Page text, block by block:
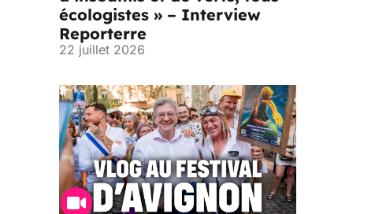
écologistes » – Interview
Reporterre
22 juillet 2026